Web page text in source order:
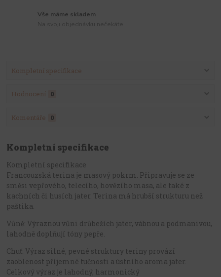
Vše máme skladem
Kompletní specifikace
Hodnocení 0
Komentáře 0
Kompletní specifikace
Kompletní specifikace
Francouzská terina je masový pokrm. Připravuje se ze
směsi vepřového, telecího, hovězího masa, ale také z
kachních či husích jater. Terina má hrubší strukturu než
paštika.
Vůně: Výraznou vůni drůbežích jater, vábnou a podmanivou,
lahodně doplňují tóny pepře.
Chuť: Výraz silné, pevné struktury teriny provází
zaoblenost příjemné tučnosti a ústního aroma jater.
Celkový výraz je lahodný, harmonický